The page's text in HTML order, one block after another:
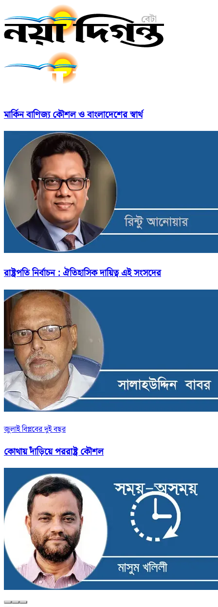
মার্কিন বাণিজ্য কৌশল ও বাংলাদেশের স্বার্থ
রাষ্ট্রপতি নির্বাচন : ঐতিহাসিক দায়িত্ব এই সংসদের
জুলাই বিপ্লবের দুই বছর
কোথায় দাঁড়িয়ে পররাষ্ট্র কৌশল